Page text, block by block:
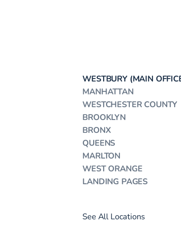
WESTBURY (MAIN
MANHATTAN
WESTCHESTER COUNTY
BROOKLYN
BRONX
QUEENS
MARLTON
WEST ORANGE
LANDING PAGES
See All Locations